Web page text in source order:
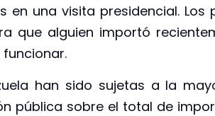
en una visita presidencial. Los
que alguien importó
han sido sujetas a la
pública sobre el total de